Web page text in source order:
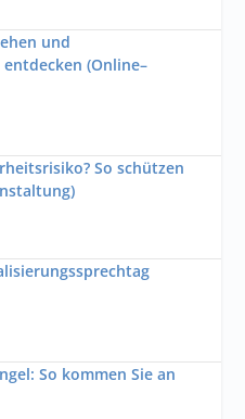
und
(Online–
So schützen
So kommen Sie an